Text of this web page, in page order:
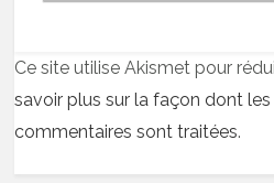
Ce site utilise Akismet pour
savoir plus sur la façon dont
commentaires sont traitées.